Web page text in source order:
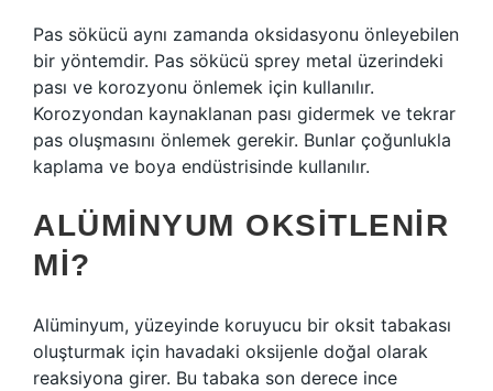
Pas sökücü aynı zamanda oksidasyonu önleyebilen
bir yöntemdir. Pas sökücü sprey metal üzerindeki
pası ve korozyonu önlemek için kullanılır.
Korozyondan kaynaklanan pası gidermek ve tekrar
pas oluşmasını önlemek gerekir. Bunlar çoğunlukla
kaplama ve boya endüstrisinde kullanılır.
ALÜMINYUM OKSITLENIR
MI?
Alüminyum, yüzeyinde koruyucu bir oksit tabakası
oluşturmak için havadaki oksijenle doğal olarak
reaksiyona girer. Bu tabaka son derece ince